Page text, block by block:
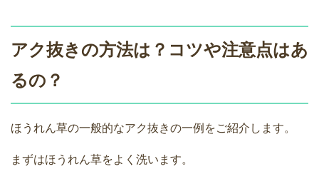
アク抜きの方法は？コツや注意点はあ
るの？
ほうれん草の一般的なアク抜きの一例をご紹介します。
まずはほうれん草をよく洗います。